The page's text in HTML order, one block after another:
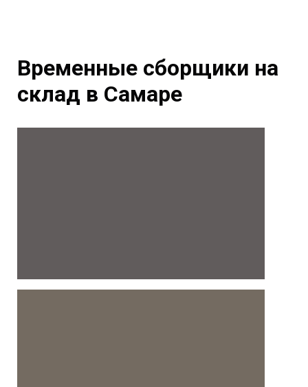
Временные сборщики на
склад в Самаре